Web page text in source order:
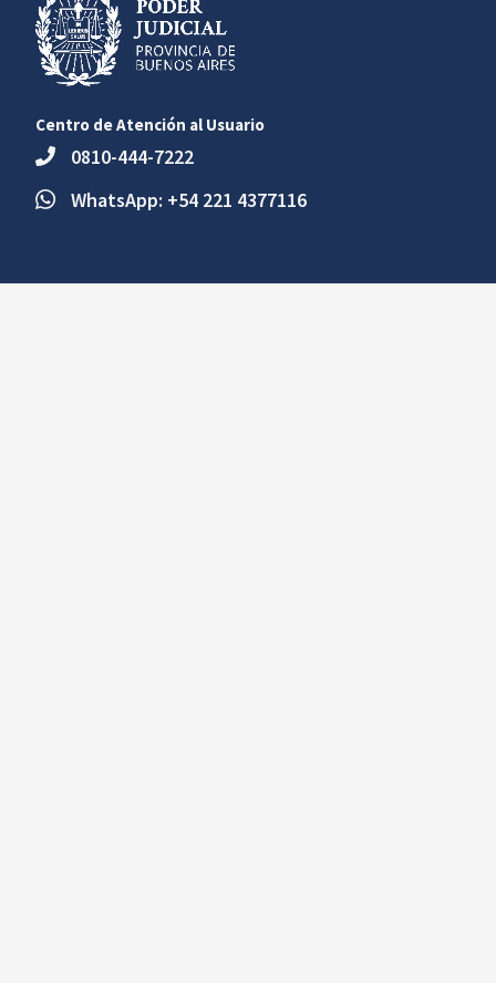
Centro de Atención al Usuario
0810-444-7222
WhatsApp: +54 221 4377116